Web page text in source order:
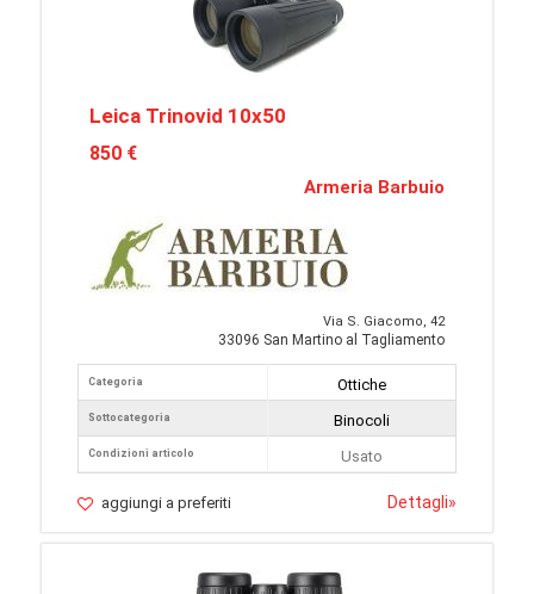
Leica Trinovid 10x50
850 €
Armeria Barbuio
Via S. Giacomo, 42
33096 San Martino al Tagliamento
Categoria
Sottocategoria
Condizioni articolo
Ottiche
Binocoli
Usato
aggiungi a preferiti Dettagli»